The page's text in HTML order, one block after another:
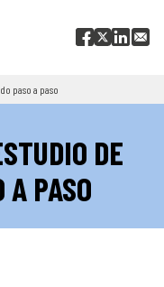
paso a paso
DE
A PASO